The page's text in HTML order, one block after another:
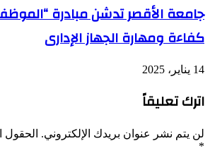
جامعة الأقصر تدشن مبادرة
كفاءة ومهارة الجهاز الإدارى
14 يناير، 2025
اترك تعليقاً
لن يتم نشر عنوان بريدك الإلكتروني. الحقول
*